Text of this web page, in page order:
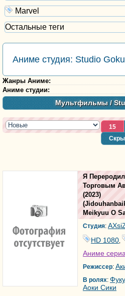
Marvel
Остальные теги
Аниме студия: Studio
Жанры Аниме:
Аниме студии:
Мультфильмы/
15
Я
Торговым
(2023)
(
Meikyuu O
Студия:
HD 1080
Аниме
Режиссер:
В ролях:
Аоки Сики